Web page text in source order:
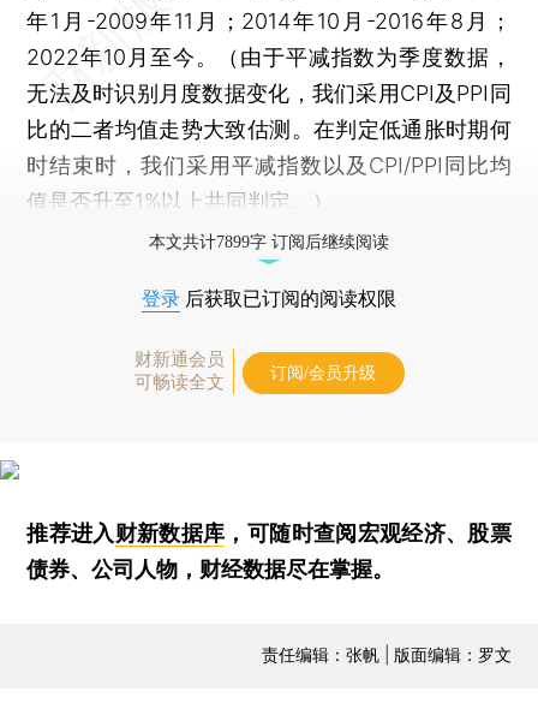
年1月-2009年11月；2014年10月-2016年8月；
2022年10月至今。（由于平减指数为季度数据，
无法及时识别月度数据变化，我们采用CPI及PPI同
比的二者均值走势大致估测。在判定低通胀时期何
时结束时，我们采用平减指数以及CPI/PPI同比均
值是否升至1%以上共同判定。）
本文共计7899字 订阅后继续阅读
登录 后获取已订阅的阅读权限
财新通会员
可畅读全文
订阅/会员升级
推荐进入财新数据库 ，可随时查阅宏观经济、股票
债券、公司人物，财经数据尽在掌握。
责任编辑：张帆 | 版面编辑：罗文